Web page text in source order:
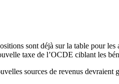
sont déjà sur la table pour
taxe de l’OCDE ciblant les
sources de revenus